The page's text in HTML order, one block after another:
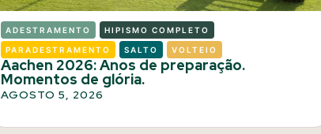
ADESTRAMENTO HIPISMO COMPLETO
PARADESTRAMENTO SALTO VOLTEIO
Aachen 2026: Anos de preparação.
Momentos de glória.
AGOSTO 5, 2026